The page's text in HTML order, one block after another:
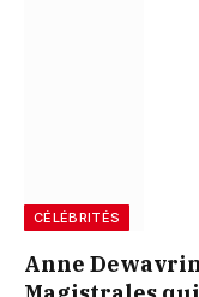
CÉLÉBRITÉS
Anne